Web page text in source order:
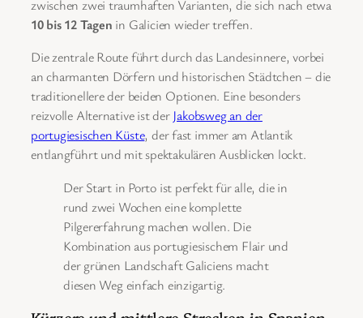
zwischen zwei traumhaften Varianten, die sich nach etwa
10 bis 12 Tagen in Galicien wieder treffen.
Die zentrale Route führt durch das Landesinnere, vorbei
an charmanten Dörfern und historischen Städtchen – die
traditionellere der beiden Optionen. Eine besonders
reizvolle Alternative ist der Jakobsweg an der
portugiesischen Küste, der fast immer am Atlantik
entlangführt und mit spektakulären Ausblicken lockt.
Der Start in Porto ist perfekt für alle, die in
rund zwei Wochen eine komplette
Pilgererfahrung machen wollen. Die
Kombination aus portugiesischem Flair und
der grünen Landschaft Galiciens macht
diesen Weg einfach einzigartig.